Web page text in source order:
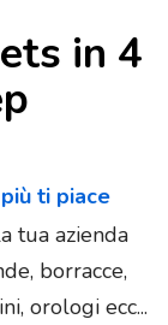
in 4
ti piace
tua azienda
borracce,
orologi ecc...